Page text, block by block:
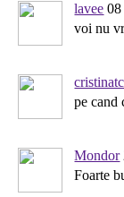
lavee 08
voi nu
pe cand
Mondor
Foarte